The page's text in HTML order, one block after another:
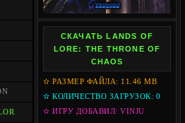
СКАЧАТЬ LANDS OF
LORE: THE THRONE OF
CHAOS
✫ РАЗМЕР ФАЙЛА: 11.46 MB
✫ КОЛИЧЕСТВО ЗАГРУЗОК: 0
✫ ИГРУ ДОБАВИЛ: VINJU